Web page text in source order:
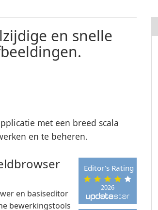
en snelle
met een breed scala
en te beheren.
2026
Editor's Rating
en basiseditor
bewerkingstools